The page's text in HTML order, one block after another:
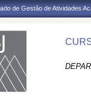
de Gestão de Atividades